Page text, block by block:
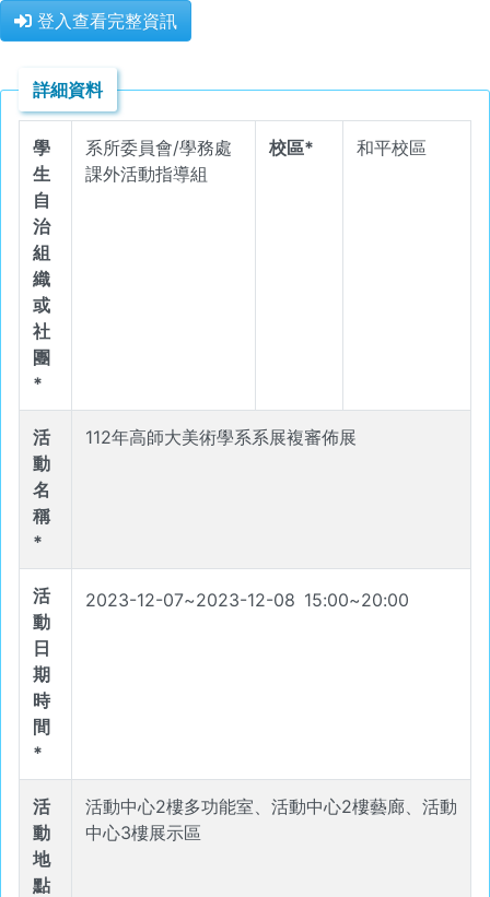
登入查看完整資訊
詳細資料
學
生
自
治
組
織
或
社
團
*
系所委員會/學務處
課外活動指導組
校區* 和平校區
活
動
名
稱
*
112年⾼師⼤美術學系系展複審佈展
活
動
日
期
時
間
*
2023-12-07~2023-12-08 15:00~20:00
活
動
地
點
活動中心2樓多功能室、活動中心2樓藝廊、活動
中心3樓展示區